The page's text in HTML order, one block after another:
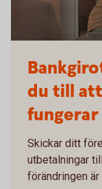
du till
fungerar
Skickar ditt
utbetalningar
förändringen